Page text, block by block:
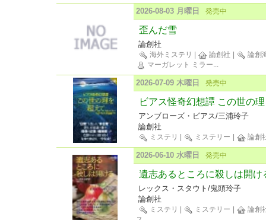
2026-08-03 月曜日 発売中
歪んだ雪
論創社
海外ミステリ 論創社
論創
マーガレット ミラー...
2026-07-09 木曜日 発売中
ビアス怪奇幻想譚 この世の
アンブローズ・ビアス/三浦玲子
論創社
ミステリ ミステリー 論創
2026-06-10 水曜日 発売中
遺志あるところに殺しは開け
レックス・スタウト/鬼頭玲子
論創社
ミステリ ミステリー
論創